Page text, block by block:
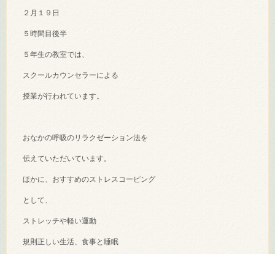
２月１９日
５時間目後半
５年生の教室では、
スクールカウンセラーによる
授業が行われています。
おなかの呼吸のリラクゼーション法を
伝えていただいています。
ほかに、おすすめのストレスコーピング
として、
ストレッチや軽い運動
規則正しい生活、食事と睡眠